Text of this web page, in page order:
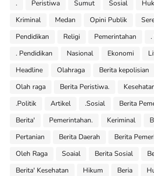
.
Peristiwa Sumut Sosial
Kriminal
Medan Opini Publik
Pendidikan
Religi Pemerintahan
. Pendidikan
Nasional Ekonomi
Headline
Olahraga Berita kepolisian
Olah raga
Berita Peristiwa.
.Politik
Artikel .Sosial
Berita
Berita'
Pemerintahan. Keriminal
Pertanian
Berita Daerah
Berita
Oleh Raga
Soaial Berita Sosial
Berita' Kesehatan
Hikum Beria